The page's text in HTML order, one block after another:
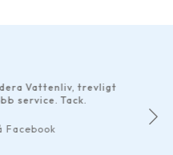
trevligt
Tack.